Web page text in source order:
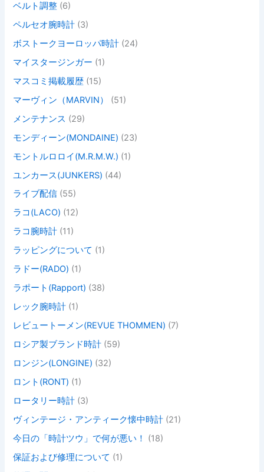
ベルト調整 (6)
ペルセオ腕時計 (3)
ボストークヨーロッパ時計 (24)
マイスタージンガー (1)
マスコミ掲載履歴 (15)
マーヴィン（MARVIN）
(51)
メンテナンス (29)
モンディーン(MONDAINE) (23)
モントルロロイ(M.R.M.W.) (1)
ユンカース(JUNKERS) (44)
ライブ配信 (55)
ラコ(LACO) (12)
ラコ腕時計 (11)
ラッピングについて (1)
ラドー(RADO) (1)
ラポート(Rapport) (38)
レック腕時計 (1)
レビュートーメン(REVUE THOMMEN) (7)
ロシア製ブランド時計 (59)
ロンジン(LONGINE) (32)
ロント(RONT) (1)
ロータリー時計 (3)
ヴィンテージ・アンティーク懐中時計 (21)
今日の「時計ツウ」で何が悪い！
(18)
保証および修理について (1)